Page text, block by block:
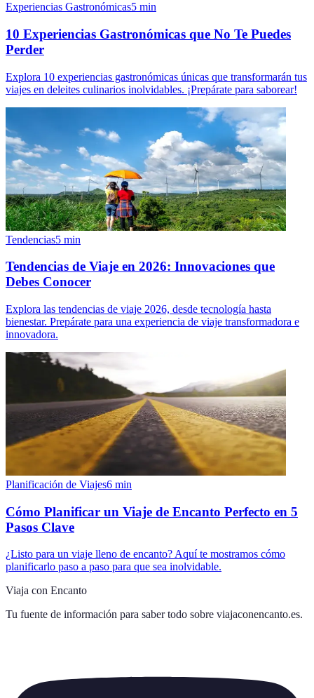
Experiencias Gastronómicas5 min
10 Experiencias Gastronómicas que No Te Puedes
Perder
Explora 10 experiencias gastronómicas únicas que transformarán tus
viajes en deleites culinarios inolvidables. ¡Prepárate para saborear!
Tendencias5 min
Tendencias de Viaje en 2026: Innovaciones que
Debes Conocer
Explora las tendencias de viaje 2026, desde tecnología hasta
bienestar. Prepárate para una experiencia de viaje transformadora e
innovadora.
Planificación de Viajes6 min
Cómo Planificar un Viaje de Encanto Perfecto en 5
Pasos Clave
¿Listo para un viaje lleno de encanto? Aquí te mostramos cómo
planificarlo paso a paso para que sea inolvidable.
Viaja con Encanto
Tu fuente de información para saber todo sobre viajaconencanto.es.